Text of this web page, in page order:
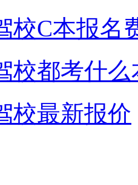
校C本报名
校都考什么
校最新报价